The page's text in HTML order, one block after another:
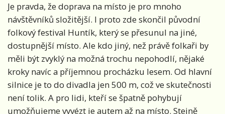
Je pravda, že doprava na místo je pro mnoho
návštěvníků složitější. I proto zde skončil původní
folkový festival Huntík, který se přesunul na jiné,
dostupnější místo. Ale kdo jiný, než právě folkaři by
měli být zvyklý na možná trochu nepohodlí, nějaké
kroky navíc a příjemnou procházku lesem. Od hlavní
silnice je to do divadla jen 500 m, což ve skutečnosti
není tolik. A pro lidi, kteří se špatně pohybují
umožňujeme vyvézt je autem až na místo. Stejně